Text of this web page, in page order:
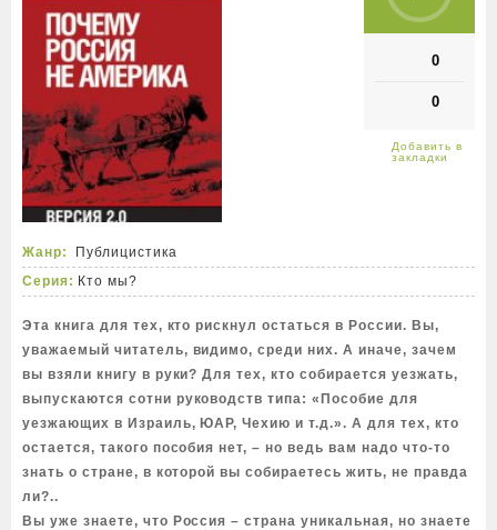
0
0
Жанр:
Публицистика
Серия: Кто мы?
Эта книга для тех, кто рискнул остаться в России. Вы,
уважаемый читатель, видимо, среди них. А иначе, зачем
вы взяли книгу в руки? Для тех, кто собирается уезжать,
выпускаются сотни руководств типа: «Пособие для
уезжающих в Израиль, ЮАР, Чехию и т.д.». А для тех, кто
остается, такого пособия нет, – но ведь вам надо что-то
знать о стране, в которой вы собираетесь жить, не правда
ли?..
Вы уже знаете, что Россия – страна уникальная, но знаете